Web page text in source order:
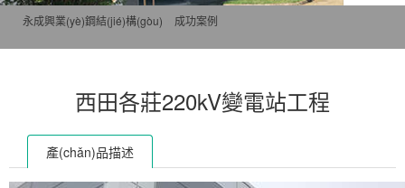
永成興業(yè)鋼結(jié)構(gòu) 成功案例
西田各莊220kV變電站工程
產(chǎn)品描述